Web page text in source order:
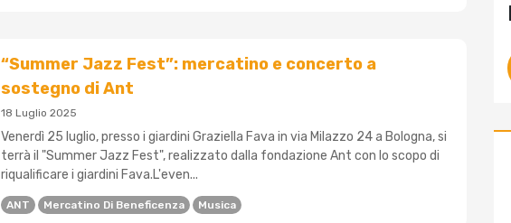
“Summer Jazz Fest”: mercatino e concerto a
sostegno di Ant
18 Luglio 2025
Venerdì 25 luglio, presso i giardini Graziella Fava in via Milazzo 24 a Bologna, si
terrà il "Summer Jazz Fest", realizzato dalla fondazione Ant con lo scopo di
riqualificare i giardini Fava.L'even...
ANT Mercatino Di Beneficenza Musica